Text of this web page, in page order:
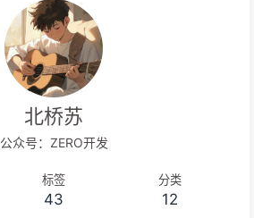
北桥苏
公众号：ZERO开发
标签
43
分类
12